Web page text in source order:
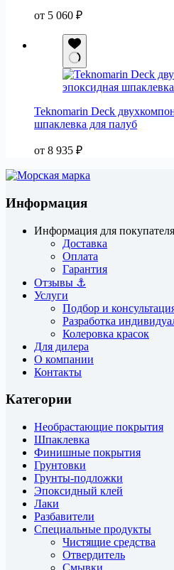
от 5 060 ₽
Teknomarin Deck
шпаклевка для палуб
от 8 935 ₽
Информация
Информация для покупателя
Доставка
Оплата
Гарантия
Отзывы ⚓
Услуги
Подбор и
Разработка
Колеровка красок
Для дилера
О компании
Контакты
Категории
Необрастающие покрытия
Шпаклевка
Финишные покрытия
Грунтовки
Грунты-подложки
Эпоксидный клей
Лаки
Разбавители
Специальные продукты
Чистящие средства
Отвердитель